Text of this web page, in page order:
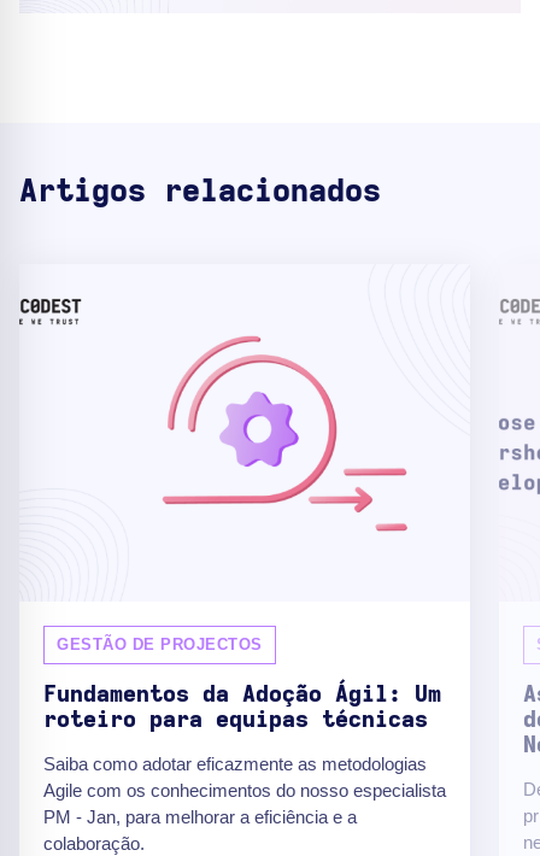
Artigos relacionados
GESTÃO DE PROJECTOS
Fundamentos da Adoção Ágil: Um
roteiro para equipas técnicas
Saiba como adotar eficazmente as metodologias
Agile com os conhecimentos do nosso especialista
PM - Jan, para melhorar a eficiência e a
colaboração.